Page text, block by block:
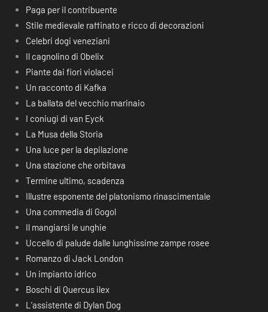
Paga per il contribuente
Stile medievale raffinato e ricco di decorazioni
Celebri dogi veneziani
Il cagnolino di Obelix
Piante dai fiori violacei
Un racconto di Kafka
La ballata del vecchio marinaio
I coniugi di van Eyck
La Musa della Storia
Una luce per la depilazione
Una stazione che orbitava
Termine ultimo, scadenza
Illustre esponente del platonismo rinascimentale
Una commedia di Gogol
Il mangiarsi le unghie
Uccello di palude dalle lunghissime zampe rosee
Romanzo di Jack London
Un impianto idrico
Boschi di Quercus ilex
L’assistente di Dylan Dog